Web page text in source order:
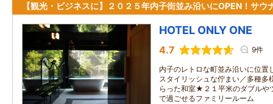
【観光・ビジネスに】２０２５年内子街並み沿いにOPEN！サウ
HOTEL ONLY ONE
4.7 9件
内子のレトロな町並み沿いに位置
スタイリッシュな佇まい／多種多
らった和室★２１平米のダブル
で過ごせるファミリールーム